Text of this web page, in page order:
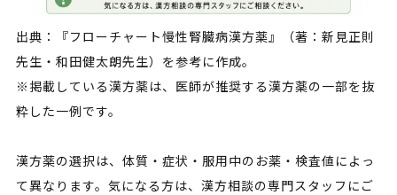
出典：『フローチャート慢性腎臓病漢方薬』（著：新見正則
先生・和田健太朗先生）を参考に作成。
※掲載している漢方薬は、医師が推奨する漢方薬の一部を抜
粋した一例です。
漢方薬の選択は、体質・症状・服用中のお薬・検査値によっ
て異なります。気になる方は、漢方相談の専門スタッフにご